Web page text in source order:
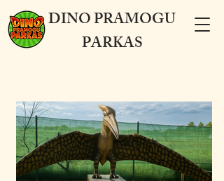
DINO PRAMOGU
PARKAS